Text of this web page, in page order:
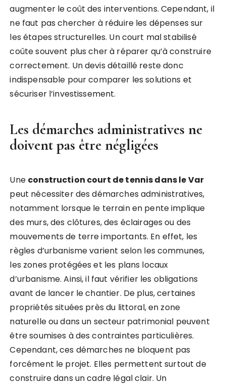
augmenter le coût des interventions. Cependant, il
ne faut pas chercher à réduire les dépenses sur
les étapes structurelles. Un court mal stabilisé
coûte souvent plus cher à réparer qu’à construire
correctement. Un devis détaillé reste donc
indispensable pour comparer les solutions et
sécuriser l’investissement.
Les démarches administratives ne
doivent pas être négligées
Une construction court de tennis dans le Var
peut nécessiter des démarches administratives,
notamment lorsque le terrain en pente implique
des murs, des clôtures, des éclairages ou des
mouvements de terre importants. En effet, les
règles d’urbanisme varient selon les communes,
les zones protégées et les plans locaux
d’urbanisme. Ainsi, il faut vérifier les obligations
avant de lancer le chantier. De plus, certaines
propriétés situées près du littoral, en zone
naturelle ou dans un secteur patrimonial peuvent
être soumises à des contraintes particulières.
Cependant, ces démarches ne bloquent pas
forcément le projet. Elles permettent surtout de
construire dans un cadre légal clair. Un